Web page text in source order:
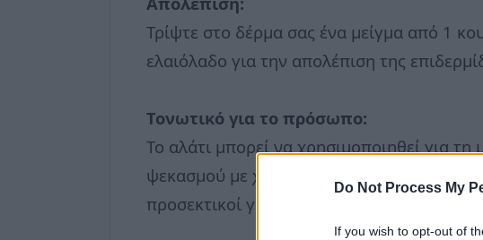
Do Not Process My
If you wish to opt-out of
Τρίψτε στο δέρμα σας ένα μείγμα από 1
ελαιόλαδο για την απολέπιση της
Τονωτικό για το πρόσωπο:
Το αλάτι μπορεί να χρησιμοποιηθεί για
ψεκασμού με χλιαρό νερό ανακατεμένο
προσεκτικοί για να αποφύγετε τα μάτια.